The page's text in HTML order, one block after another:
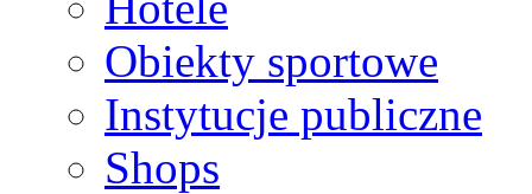
Obiekty sportowe
Instytucje publiczne
Shops